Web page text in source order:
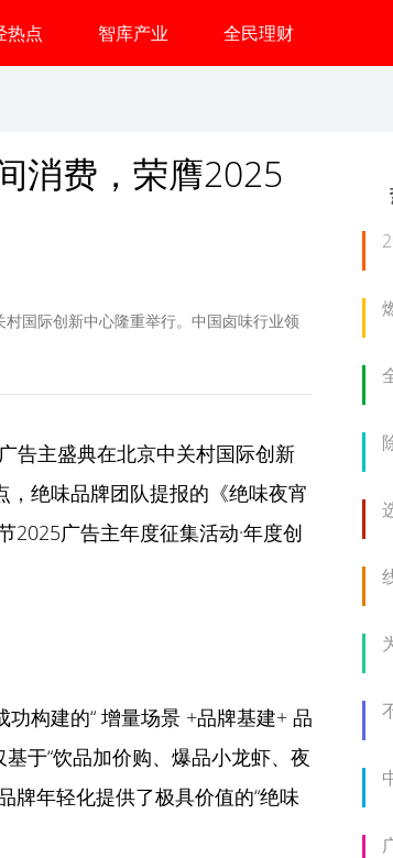
热点 智库产业 全民理财
消费，荣膺2025
国际创新中心隆重举行。中国卤味行业领
告主盛典在北京中关村国际创新
绝味品牌团队提报的《绝味夜宵
2025广告主年度征集活动·年度创
构建的“ 增量场景 +品牌基建+ 品
于“饮品加价购、爆品小龙虾、夜
牌年轻化提供了极具价值的“绝味